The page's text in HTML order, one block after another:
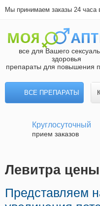
Мы принимаем заказы 24 часа
все для Вашего
здоровья
препараты для повышения
ВСЕ ПРЕПАРАТЫ
Круглосуточный
прием заказов
Левитра
Представляем